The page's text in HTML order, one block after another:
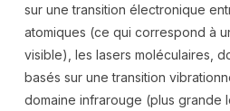
sur une transition électronique
atomiques (ce qui correspond à
visible), les lasers moléculaires,
basés sur une transition
domaine infrarouge (plus grande